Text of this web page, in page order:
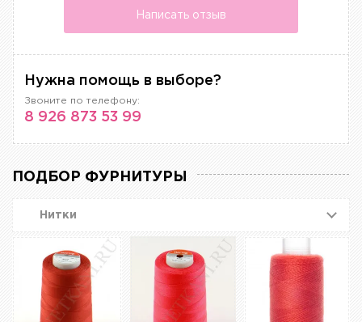
Написать отзыв
Нужна помощь в выборе?
Звоните по телефону:
8 926 873 53 99
ПОДБОР ФУРНИТУРЫ
Нитки